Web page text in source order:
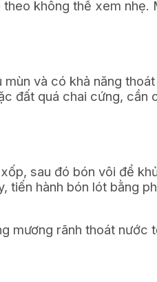
không thể xem nhẹ.
và có khả năng
đất quá chai cứng, cần
sau đó bón vôi để
tiến hành bón lót bằng
mương rãnh thoát nước